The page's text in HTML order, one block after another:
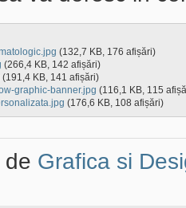
(132,7 KB, 176 afișări)
(266,4 KB, 142 afișări)
(191,4 KB, 141 afișări)
graphic-banner.jpg (116,1 KB, 115
(176,6 KB, 108 afișări)
de Grafica si